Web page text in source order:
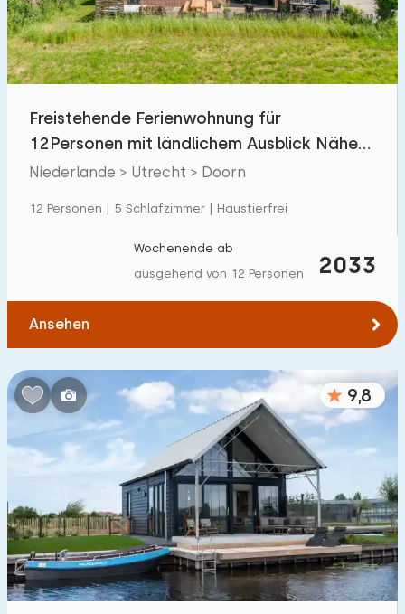
Freistehende Ferienwohnung für
12Personen mit ländlichem Ausblick Nähe
Utrechtse Heuvelrug
Niederlande > Utrecht > Doorn
12 Personen | 5 Schlafzimmer | Haustierfrei
2033
Wochenende ab
ausgehend von 12 Personen
Ansehen
9,8